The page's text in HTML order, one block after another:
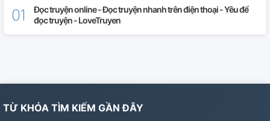
Đọc truyện online - Đọc truyện nhanh trên điện thoại - Yêu để
đọc truyện - LoveTruyen
TỪ KHÓA TÌM KIẾM GẦN ĐÂY